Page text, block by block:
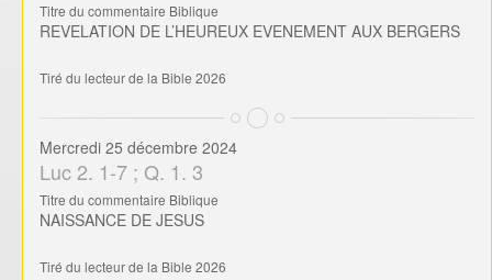
Titre du commentaire Biblique
REVELATION DE L’HEUREUX EVENEMENT AUX BERGERS
Tiré du lecteur de la Bible 2026
Mercredi 25 décembre 2024
Luc 2. 1-7 ; Q. 1. 3
Titre du commentaire Biblique
NAISSANCE DE JESUS
Tiré du lecteur de la Bible 2026